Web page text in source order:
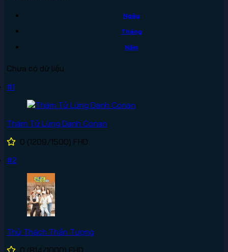
Ngày
Tháng
Năm
Chưa có dữ liệu
#1
Thám Tử Lừng Danh Conan
0 (1209/1500) FHD
#2
Thử Thách Thần Tượng
0 (814/1000) FHD